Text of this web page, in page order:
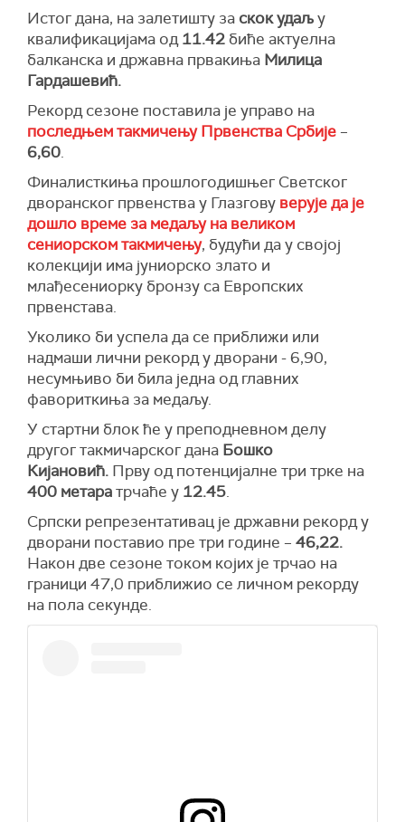
Истог дана, на залетишту за скок удаљу
квалификацијама од11.42 биће актуелна
балканска и државна првакиња Милица
Гардашевић.
Рекорд сезоне поставила је управо на
последњем такмичењу Првенства Србије –
6,60.
Финалисткиња прошлогодишњег Светског
дворанског првенства у Глазгову верује да је
дошло време за медаљу на великом
сениорском такмичењу, будући да у својој
колекцији има јуниорско злато и
млађесениорку бронзу са Европских
првенстава.
Уколико би успела да се приближи или
надмаши лични рекорд у дворани - 6,90,
несумњиво би била једна од главних
фавориткиња за медаљу.
У стартни блок ће у преподневном делу
другог такмичарског дана Бошко
Кијановић. Прву од потенцијалне три трке на
400 метаратрчаће у 12.45.
Српски репрезентативац је државни рекорд у
дворани поставио пре три године – 46,22.
Након две сезоне током којих је трчао на
граници 47,0 приближио се личном рекорду
на пола секунде.